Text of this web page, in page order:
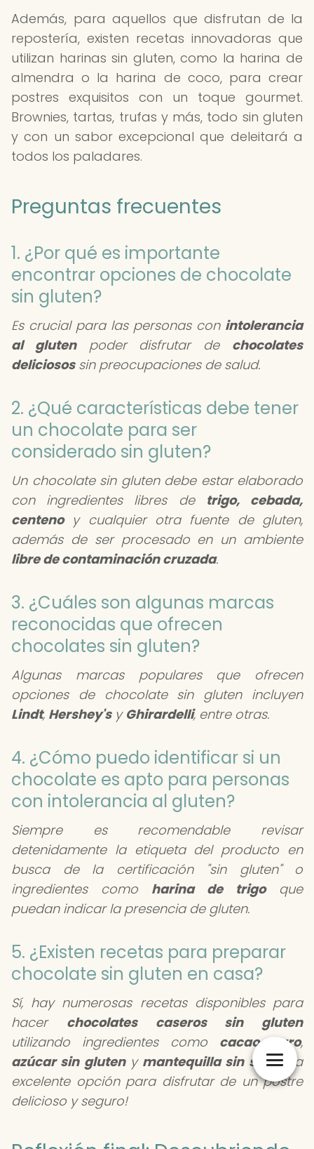
Además, para aquellos que disfrutan de la
repostería, existen recetas innovadoras que
utilizan harinas sin gluten, como la harina de
almendra o la harina de coco, para crear
postres exquisitos con un toque gourmet.
Brownies, tartas, trufas y más, todo sin gluten
y con un sabor excepcional que deleitará a
todos los paladares.
Preguntas frecuentes
1. ¿Por qué es importante
encontrar opciones de chocolate
sin gluten?
Es crucial para las personas con intolerancia
al glutenpoder disfrutar de chocolates
deliciosossin preocupaciones de salud.
2. ¿Qué características debe tener
un chocolate para ser
considerado sin gluten?
Un chocolate sin gluten debe estar elaborado
con ingredientes libres de trigo, cebada,
centenoy cualquier otra fuente de gluten,
además de ser procesado en un ambiente
libre de contaminación cruzada.
3. ¿Cuáles son algunas marcas
reconocidas que ofrecen
chocolates sin gluten?
Algunas marcas populares que ofrecen
opciones de chocolate sin gluten incluyen
Lindt, Hershey'sy Ghirardelli, entre otras.
4. ¿Cómo puedo identificar si un
chocolate es apto para personas
con intolerancia al gluten?
Siempre es recomendable revisar
detenidamente la etiqueta del producto en
busca de la certificación "sin gluten" o
ingredientes como harina de trigoque
puedan indicar la presencia de gluten.
5. ¿Existen recetas para preparar
chocolate sin gluten en casa?
Sí, hay numerosas recetas disponibles para
hacer chocolates caseros sin gluten
utilizando ingredientes como cacao puro,
azúcar sin gluteny mantequilla sin sal. ¡Una
excelente opción para disfrutar de un postre
delicioso y seguro!